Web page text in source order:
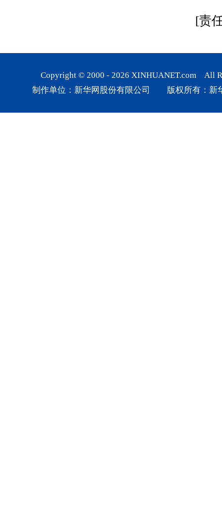
[责
Copyright © 2000 - 2026 XINHUANET.com All
制作单位：新华网股份有限公司 版权所有：新